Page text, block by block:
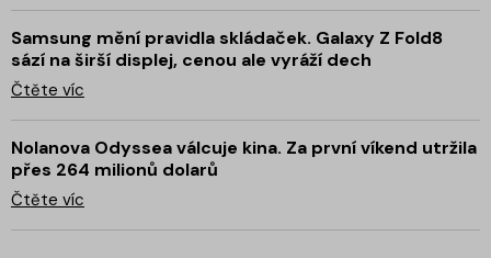
Samsung mění pravidla skládaček. Galaxy Z Fold8
sází na širší displej, cenou ale vyráží dech
Čtěte víc
Nolanova Odyssea válcuje kina. Za první víkend utržila
přes 264 milionů dolarů
Čtěte víc